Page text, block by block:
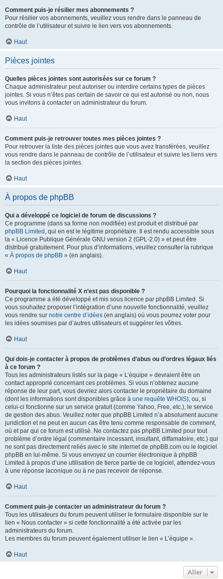
Comment puis-je résilier mes abonnements ?
Pour résilier vos abonnements, veuillez vous rendre dans le panneau de
contrôle de l’utilisateur et suivre le lien vers vos abonnements.
Haut
Pièces jointes
Quelles pièces jointes sont autorisées sur ce forum ?
Chaque administrateur peut autoriser ou interdire certains types de pièces
jointes. Si vous n’êtes pas certain de savoir ce qui est autorisé ou non, nous
vous invitons à contacter un administrateur du forum.
Haut
Comment puis-je retrouver toutes mes pièces jointes ?
Pour retrouver la liste des pièces jointes que vous avez transférées, veuillez
vous rendre dans le panneau de contrôle de l’utilisateur et suivre les liens vers
la section des pièces jointes.
Haut
À propos de phpBB
Qui a développé ce logiciel de forum de discussions ?
Ce programme (dans sa forme non modifiée) est produit et distribué par
phpBB Limited , qui en est le légitime propriétaire. Il est rendu accessible sous
la « Licence Publique Générale GNU version 2 (GPL-2.0) » et peut être
distribué gratuitement. Pour plus d’informations, veuillez consulter la rubrique
« À propos de phpBB » (en anglais).
Haut
Pourquoi la fonctionnalité X n’est pas disponible ?
Ce programme a été développé et mis sous licence par phpBB Limited. Si
vous souhaitez proposer l’intégration d’une nouvelle fonctionnalité, veuillez
vous rendre sur notre centre d’idées (en anglais) où vous pourrez voter pour
les idées soumises par d’autres utilisateurs et suggérer les vôtres.
Haut
Qui dois-je contacter à propos de problèmes d’abus ou d’ordres légaux liés
à ce forum ?
Tous les administrateurs listés sur la page « L’équipe » devraient être un
contact approprié concernant ces problèmes. Si vous n’obtenez aucune
réponse de leur part, vous devriez alors contacter le propriétaire du domaine
(dont les informations sont disponibles grâce à une requête WHOIS), ou, si
celui-ci fonctionne sur un service gratuit (comme Yahoo, Free, etc.), le service
de gestion des abus. Veuillez noter que phpBB Limited n’a absolument aucune
juridiction et ne peut en aucun cas être tenu comme responsable de comment,
où et par qui ce forum est utilisé. Ne contactez pas phpBB Limited pour tout
problème d’ordre légal (commentaire incessant, insultant, diffamatoire, etc.) qui
ne sont pas directement reliés avec le site internet de phpBB.com ou le logiciel
phpBB en lui-même. Si vous envoyez un courrier électronique à phpBB
Limited à propos d’une utilisation de tierce partie de ce logiciel, attendez-vous
à une réponse laconique ou à ne pas recevoir de réponse.
Haut
Comment puis-je contacter un administrateur du forum ?
Tous les utilisateurs du forum peuvent utiliser le formulaire disponible sur le
lien « Nous contacter » si cette fonctionnalité a été activée par les
administrateurs du forum.
Les membres du forum peuvent également utiliser le lien « L’équipe ».
Haut
Aller